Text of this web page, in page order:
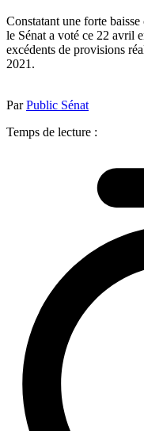
Constatant une forte
le Sénat a voté ce 22 avril
excédents de provisions
2021.
ParPublic Sénat
Temps de lecture :